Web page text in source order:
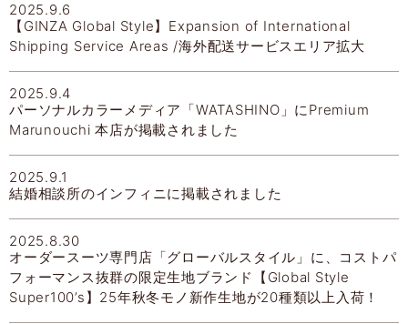
2025.9.6
【GINZA Global Style】Expansion of International
Shipping Service Areas /海外配送サービスエリア拡大
2025.9.4
パーソナルカラーメディア「WATASHINO」にPremium
Marunouchi 本店が掲載されました
2025.9.1
結婚相談所のインフィニに掲載されました
2025.8.30
オーダースーツ専門店「グローバルスタイル」に、コストパ
フォーマンス抜群の限定生地ブランド【Global Style
Super100’s】25年秋冬モノ新作生地が20種類以上入荷！